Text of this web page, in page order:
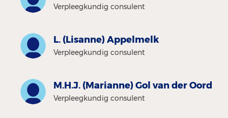
Verpleegkundig consulent
L. (Lisanne) Appelmelk
Verpleegkundig consulent
M.H.J. (Marianne) Gol van der Oord
Verpleegkundig consulent